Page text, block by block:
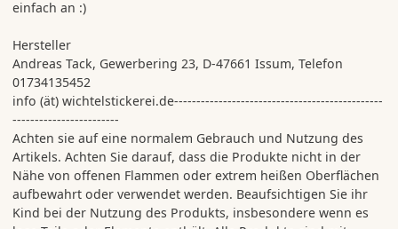
einfach an :)
Hersteller
Andreas Tack, Gewerbering 23, D-47661 Issum, Telefon
01734135452
info (ät) wichtelstickerei.de-----------------------------------------------
------------------------
Achten sie auf eine normalem Gebrauch und Nutzung des
Artikels. Achten Sie darauf, dass die Produkte nicht in der
Nähe von offenen Flammen oder extrem heißen Oberflächen
aufbewahrt oder verwendet werden. Beaufsichtigen Sie ihr
Kind bei der Nutzung des Produkts, insbesondere wenn es